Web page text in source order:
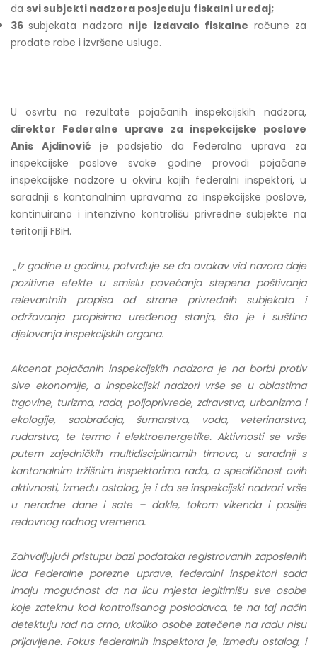
da svi subjekti nadzora posjeduju fiskalni uređaj;
36subjekata nadzora nije izdavalo fiskalne račune za
prodate robe i izvršene usluge.
U osvrtu na rezultate pojačanih inspekcijskih nadzora,
direktor Federalne uprave za inspekcijske poslove
Anis Ajdinovićje podsjetio da Federalna uprava za
inspekcijske poslove svake godine provodi pojačane
inspekcijske nadzore u okviru kojih federalni inspektori, u
saradnji s kantonalnim upravama za inspekcijske poslove,
kontinuirano i intenzivno kontrolišu privredne subjekte na
teritoriji FBiH.
„Iz godine u godinu, potvrđuje se da ovakav vid nazora daje
pozitivne efekte u smislu povećanja stepena poštivanja
relevantnih propisa od strane privrednih subjekata i
održavanja propisima uređenog stanja, što je i suština
djelovanja inspekcijskih organa.
Akcenat pojačanih inspekcijskih nadzora je na borbi protiv
sive ekonomije, a inspekcijski nadzori vrše se u oblastima
trgovine, turizma, rada, poljoprivrede, zdravstva, urbanizma i
ekologije, saobraćaja, šumarstva, voda, veterinarstva,
rudarstva, te termo i elektroenergetike. Aktivnosti se vrše
putem zajedničkih multidisciplinarnih timova, u saradnji s
kantonalnim tržišnim inspektorima rada, a specifičnost ovih
aktivnosti, između ostalog, je i da se inspekcijski nadzori vrše
u neradne dane i sate – dakle, tokom vikenda i poslije
redovnog radnog vremena.
Zahvaljujući pristupu bazi podataka registrovanih zaposlenih
lica Federalne porezne uprave, federalni inspektori sada
imaju mogućnost da na licu mjesta legitimišu sve osobe
koje zateknu kod kontrolisanog poslodavca, te na taj način
detektuju rad na crno, ukoliko osobe zatečene na radu nisu
prijavljene. Fokus federalnih inspektora je, između ostalog, i